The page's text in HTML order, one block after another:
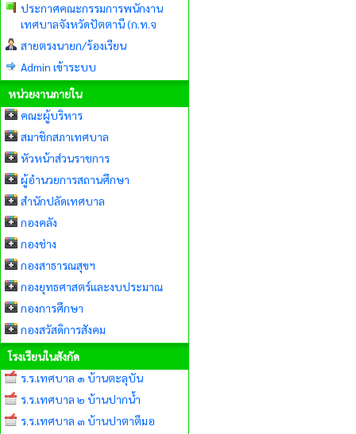
ประกาศคณะกรรมการพนักงาน
เทศบาลจังหวัดปัตตานี (ก.ท.จ
สายตรงนายก/ร้องเรียน
Admin เข้าระบบ
หน่วยงานภายใน
คณะผู้บริหาร
สมาชิกสภาเทศบาล
หัวหน้าส่วนราชการ
ผู้อำนวยการสถานศึกษา
สำนักปลัดเทศบาล
กองคลัง
กองช่าง
กองสาธารณสุขฯ
กองยุทธศาสตร์และงบประมาณ
กองการศึกษา
กองสวัสดิการสังคม
โรงเรียนในสังกัด
ร.ร.เทศบาล ๑ บ้านตะลุบัน
ร.ร.เทศบาล ๒ บ้านปากน้ำ
ร.ร.เทศบาล ๓ บ้านปาตาตีมอ